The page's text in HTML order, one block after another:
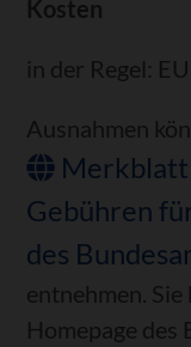
Kosten
in der Regel:
Ausnahmen
Merkblatt
Gebühren
des
entnehmen.
Homepage des